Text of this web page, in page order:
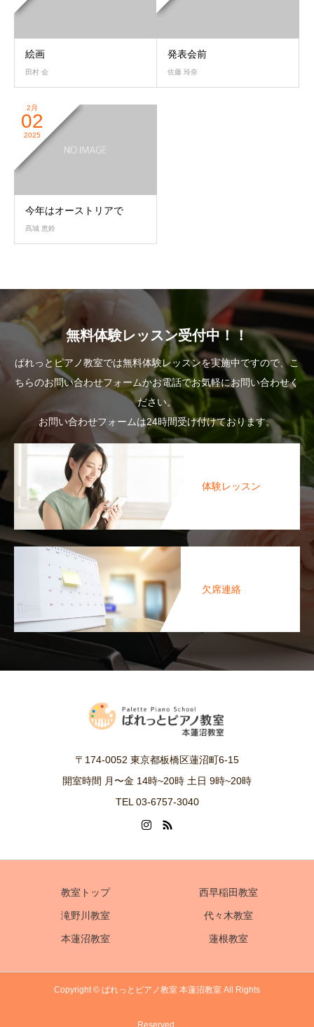
絵画
田村 会
発表会前
佐藤 玲奈
2月
02
2025
今年はオーストリアで
髙城 恵鈴
無料体験レッスン受付中！！
ぱれっとピアノ教室では無料体験レッスンを実施中ですので、こ
ちらのお問い合わせフォームかお電話でお気軽にお問い合わせく
ださい。
お問い合わせフォームは24時間受け付けております。
体験レッスン
欠席連絡
〒174-0052 東京都板橋区蓮沼町6-15
開室時間 月〜金 14時~20時 土日 9時~20時
TEL 03-6757-3040
教室トップ 西早稲田教室
滝野川教室 代々木教室
本蓮沼教室 蓮根教室
Copyright © ぱれっとピアノ教室 本蓮沼教室 All Rights
Reserved.